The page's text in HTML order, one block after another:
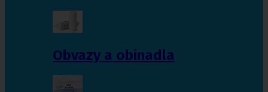
Obvazy a obinadla